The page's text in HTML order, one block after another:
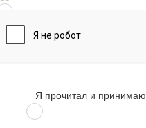
Я прочитал и принимаю